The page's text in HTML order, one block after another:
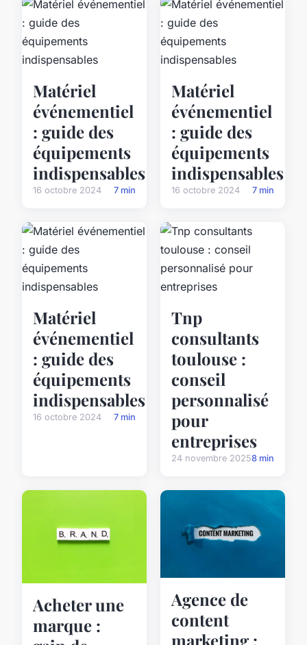
Matériel
événementiel
: guide des
équipements
indispensables
16 octobre 2024 7 min
Matériel
événementiel
: guide des
équipements
indispensables
16 octobre 2024 7 min
Matériel
événementiel
: guide des
équipements
indispensables
16 octobre 2024 7 min
Tnp
consultants
toulouse :
conseil
personnalisé
pour
entreprises
24 novembre 20258 min
Acheter une
marque :
Agence de
content
marketing :